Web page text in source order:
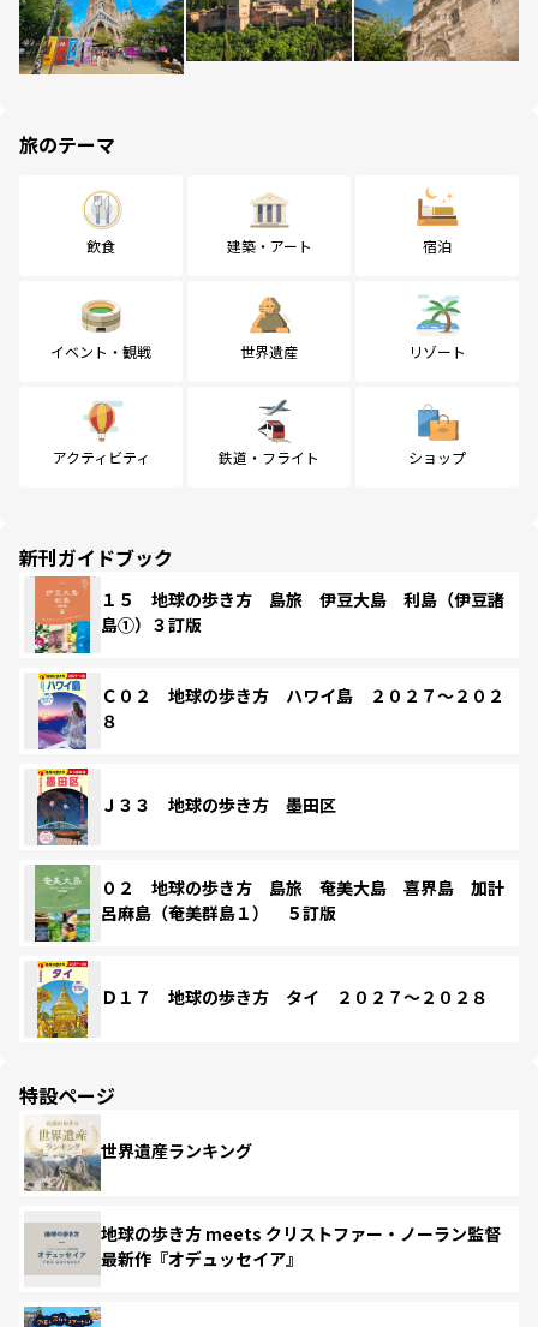
旅のテーマ
飲食 建築・アート 宿泊
イベント・観戦 世界遺産 リゾート
アクティビティ 鉄道・フライト ショップ
新刊ガイドブック
１５ 地球の歩き方 島旅 伊豆大島 利島（伊豆諸
島①）３訂版
Ｃ０２ 地球の歩き方 ハワイ島 ２０２７～２０２
８
Ｊ３３ 地球の歩き方 墨田区
０２ 地球の歩き方 島旅 奄美大島 喜界島 加計
呂麻島（奄美群島１） ５訂版
Ｄ１７ 地球の歩き方 タイ ２０２７～２０２８
特設ページ
世界遺産ランキング
地球の歩き方 meets クリストファー・ノーラン監督
最新作『オデュッセイア』